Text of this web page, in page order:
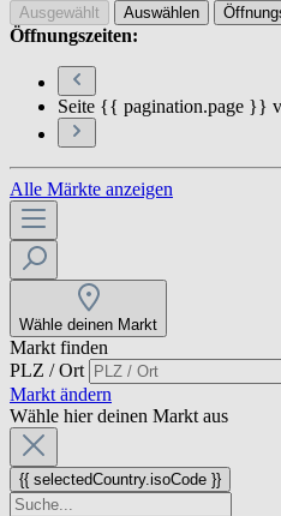
Ausgewählt Auswählen
Öffnungszeiten:
Seite {{ pagination.page }}
Alle Märkte anzeigen
Wähle deinen Markt
Markt finden
PLZ / Ort
Markt ändern
Wähle hier deinen Markt aus
{{ selectedCountry.isoCode }}